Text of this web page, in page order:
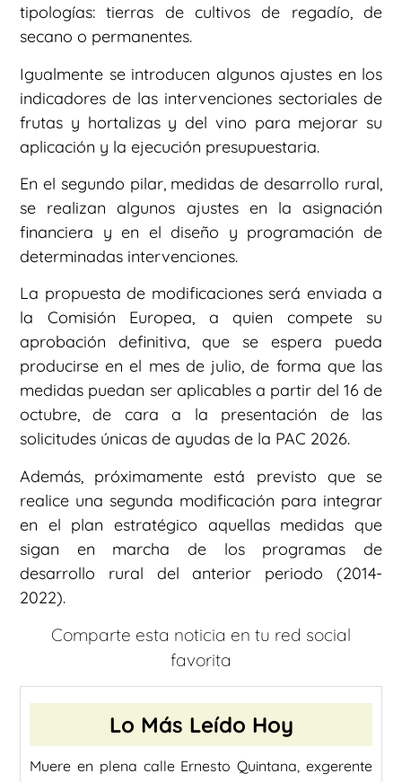
tipologías: tierras de cultivos de regadío, de
secano o permanentes.
Igualmente se introducen algunos ajustes en los
indicadores de las intervenciones sectoriales de
frutas y hortalizas y del vino para mejorar su
aplicación y la ejecución presupuestaria.
En el segundo pilar, medidas de desarrollo rural,
se realizan algunos ajustes en la asignación
financiera y en el diseño y programación de
determinadas intervenciones.
La propuesta de modificaciones será enviada a
la Comisión Europea, a quien compete su
aprobación definitiva, que se espera pueda
producirse en el mes de julio, de forma que las
medidas puedan ser aplicables a partir del 16 de
octubre, de cara a la presentación de las
solicitudes únicas de ayudas de la PAC 2026.
Además, próximamente está previsto que se
realice una segunda modificación para integrar
en el plan estratégico aquellas medidas que
sigan en marcha de los programas de
desarrollo rural del anterior periodo (2014-
2022).
Comparte esta noticia en tu red social
favorita
Lo Más Leído Hoy
Muere en plena calle Ernesto Quintana, exgerente